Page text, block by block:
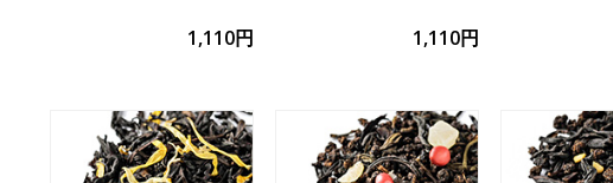
1,110円 1,110円